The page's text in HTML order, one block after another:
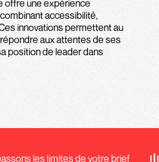
offre une expérience
accessibilité,
innovations permettent au
aux attentes de ses
position de leader dans
les limites de votre brief